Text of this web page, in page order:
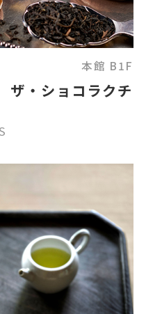
本館 B1F
・ショコラクチ